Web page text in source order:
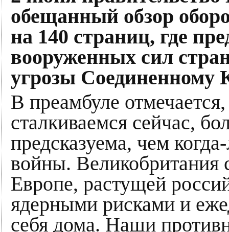
обещанный обзор
на 140 страниц, где
вооруженных сил
угрозы Соединенному
В преамбуле
сталкиваемся сейчас,
предсказуема, чем
войны. Великобритания
Европе, растущей
ядерными рисками и
себя дома. Наши